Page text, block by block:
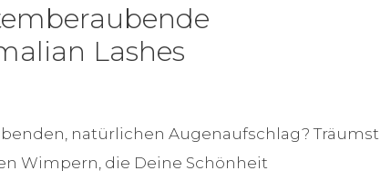
Lashes
natürlichen Augenaufschlag? Träumst
Wimpern, die Deine Schönheit